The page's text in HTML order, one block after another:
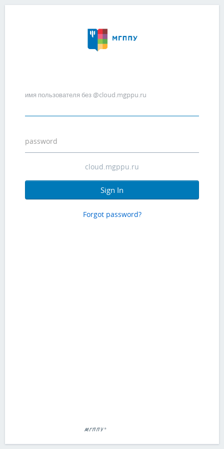
имя пользователя без @cloud.mgppu.ru
password
Sign In
Forgot password?